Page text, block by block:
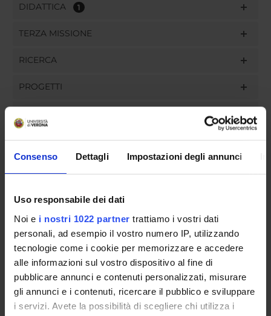
Consenso Dettagli Impostazioni degli annunci
Uso responsabile dei dati
Noi e i nostri 1022 partner trattiamo i vostri dati
personali, ad esempio il vostro numero IP, utilizzando
tecnologie come i cookie per memorizzare e accedere
alle informazioni sul vostro dispositivo al fine di
pubblicare annunci e contenuti personalizzati, misurare
gli annunci e i contenuti, ricercare il pubblico e sviluppare
i servizi. Avete la possibilità di scegliere chi utilizza i
DIDATTICA 1
TERZA MISSIONE
RICERCA
PROGETTI
GOVERNANCE
COMMISSIONI
UFFICI E STRUTTURE DI SERVIZIO
SERVIZI DI SEGRETERIA STUDENTI